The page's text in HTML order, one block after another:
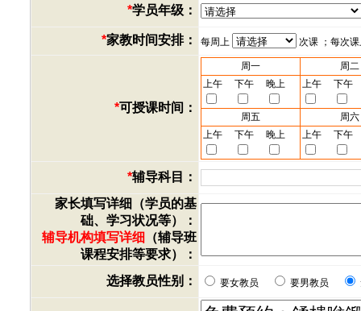
*学员年级：
*家教时间安排： 每周上 次课 ；每次
*可授课时间：
周一
周二
上午
下午 晚上 上午 下午
周五
周六
上午
下午 晚上 上午 下午
*辅导科目：
家长填写详细（学员的基
础、学习状况等）：
辅导机构填写详细 （辅导班
课程安排等要求）：
选择教员性别：
要女教员 要男教员